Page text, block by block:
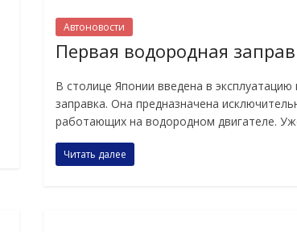
Автоновости
Первая водородная
В столице Японии введена в
заправка. Она предназначена
работающих на водородном двигателе.
Читать далее